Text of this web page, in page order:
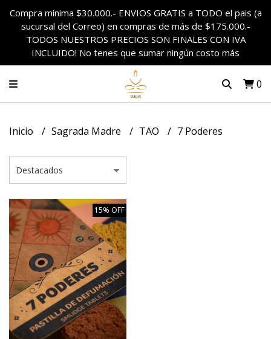
Compra mínima $30.000.- ENVIOS GRATIS a TODO el pais (a
sucursal del Correo) en compras de más de $175.000.-
TODOS NUESTROS PRECIOS SON FINALES CON IVA
INCLUIDO! No tenes que sumar ningún costo más
0
Inicio Sagrada Madre TAO 7 Poderes
15% OFF